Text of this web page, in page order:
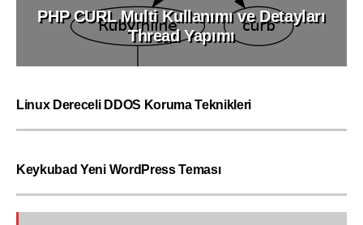
PHP CURL Multi Kullanımı ve Detayları
Thread Yapımı
Linux Dereceli DDOS Koruma Teknikleri
Keykubad Yeni WordPress Teması